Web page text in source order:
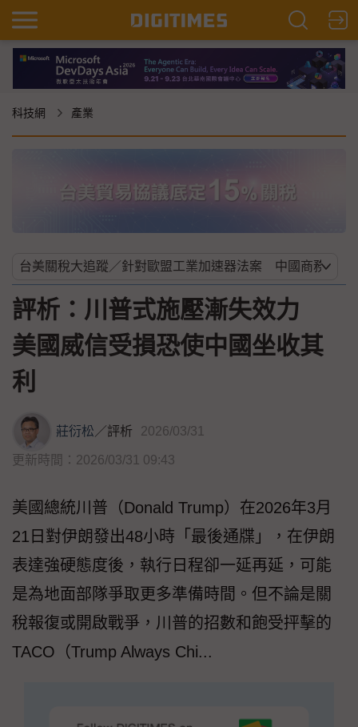
科技網 產業
評析：川普式施壓漸失效力
美國威信受損恐使中國坐收其
利
莊衍松 ／評析 2026/03/31
更新時間：2026/03/31 09:43
美國總統川普（Donald Trump）在2026年3月
21日對伊朗發出48小時「最後通牒」，在伊朗
表達強硬態度後，執行日程卻一延再延，可能
是為地面部隊爭取更多準備時間。但不論是關
稅報復或開啟戰爭，川普的招數和飽受抨擊的
TACO（Trump Always Chi...